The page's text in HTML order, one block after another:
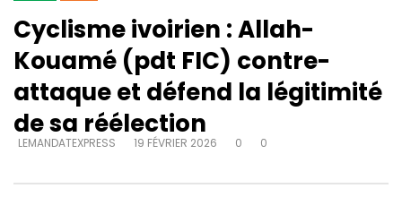
Cyclisme ivoirien : Allah-
Kouamé (pdt FIC) contre-
attaque et défend la légitimité
de sa réélection
LEMANDATEXPRESS 19 FÉVRIER 2026 0 0